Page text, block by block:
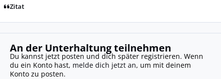
Zitat
An der Unterhaltung teilnehmen
Du kannst jetzt posten und dich später registrieren. Wenn
du ein Konto hast, melde dich jetzt an, um mit deinem
Konto zu posten.